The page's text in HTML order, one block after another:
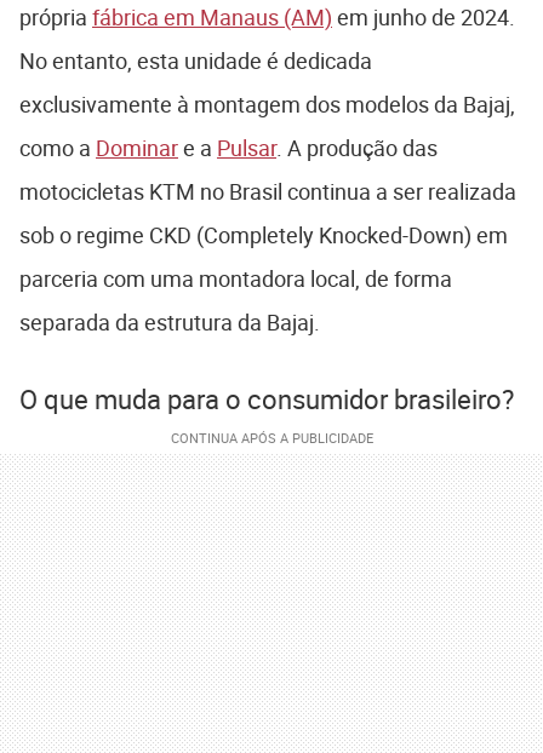
própria fábrica em Manaus (AM) em junho de 2024.
No entanto, esta unidade é dedicada
exclusivamente à montagem dos modelos da Bajaj,
como a Dominare a Pulsar. A produção das
motocicletas KTM no Brasil continua a ser realizada
sob o regime CKD (Completely Knocked-Down) em
parceria com uma montadora local, de forma
separada da estrutura da Bajaj.
O que muda para o consumidor brasileiro?